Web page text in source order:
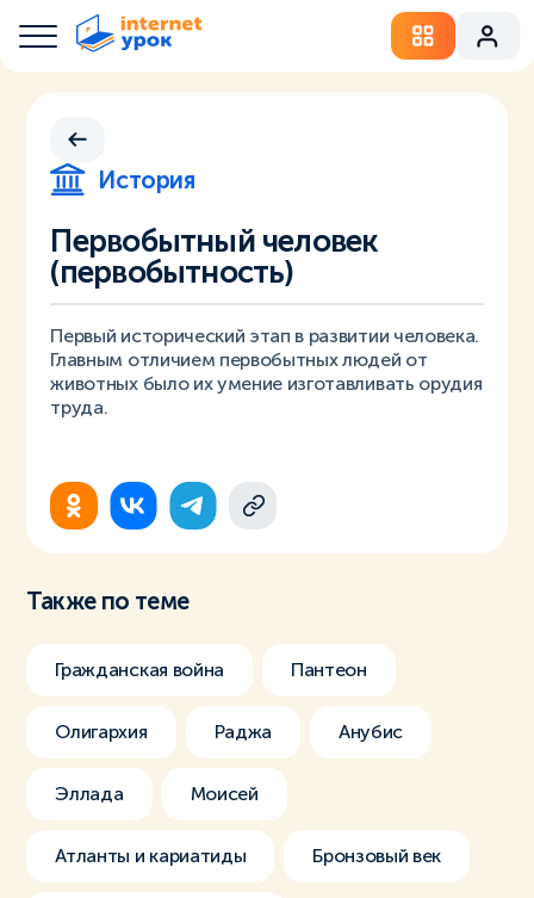
История
Первобытный человек
(первобытность)
Первый исторический этап в развитии человека.
Главным отличием первобытных людей от
животных было их умение изготавливать орудия
труда.
Также по теме
Гражданская война Пантеон
Олигархия Раджа Анубис
Эллада Моисей
Атланты и кариатиды Бронзовый век